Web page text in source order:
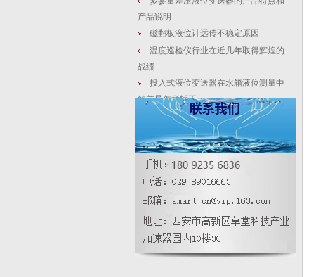
产品说明
磁翻板液位计远传不稳定原因
温度巡检仪行业在近几年取得辉煌的
战绩
投入式液位变送器在水箱液位测量中
的差异怎样矫正
测温仪表的保护套管可采用哪些防腐
密度计（管道式）|金属电容式密度计|
产品说明|规格
西安仪表厂：液位计变送器化工排污
废水处理设计
密度计广泛的产品特点